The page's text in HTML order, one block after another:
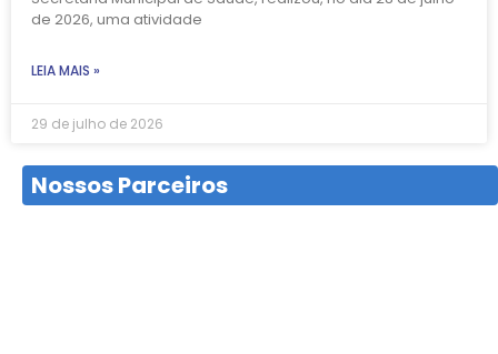
de 2026, uma atividade
LEIA MAIS »
29 de julho de 2026
Nossos Parceiros